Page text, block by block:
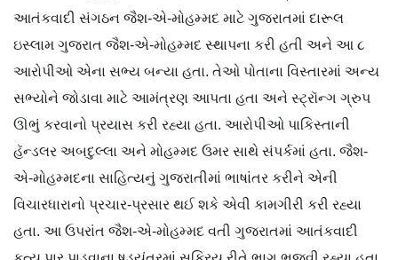
આતંકવાદી સંગઠન જૈશ-એ-મોહમ્મદ માટે ગુજરાતમાં દારૂલ
ઇસ્લામ ગુજરાત જૈશ-એ-મોહમ્મદ સ્થાપના કરી હતી અને આ ૮
આરોપીઓ એના સભ્ય બન્યા હતા. તેઓ પોતાના વિસ્તારમાં અન્ય
સભ્યોને જોડાવા માટે આમંત્રણ આપતા હતા અને સ્ટ્રૉન્ગ ગ્રુપ
ઊભું કરવાનો પ્રયાસ કરી રહ્યા હતા. આરોપીઓ પાકિસ્તાની
હૅન્ડલર અબદુલ્લા અને મોહમ્મદ ઉમર સાથે સંપર્કમાં હતા. જૈશ-
એ-મોહમ્મદના સાહિત્યનું ગુજરાતીમાં ભાષાંતર કરીને એની
વિચારધારાનો પ્રચાર-પ્રસાર થઈ શકે એવી કામગીરી કરી રહ્યા
હતા. આ ઉપરાંત જૈશ-એ-મોહમ્મદ વતી ગુજરાતમાં આતંકવાદી